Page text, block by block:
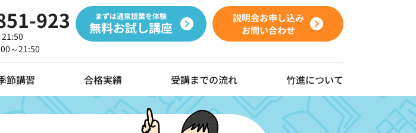
923
～21:50
まずは通常授業を体験
無料お試し講座
説明会お申し込み
お問い合わせ
節講習 合格実績 受講までの流れ 竹進について